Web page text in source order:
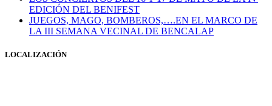
EDICIÓN DEL BENIFEST
JUEGOS, MAGO, BOMBEROS,….EN EL MARCO DE
LA III SEMANA VECINAL DE BENCALAP
LOCALIZACIÓN